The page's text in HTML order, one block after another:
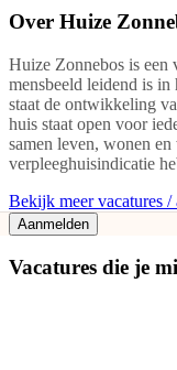
Over Huize
Huize Zonnebos is een
mensbeeld leidend is
staat de ontwikkeling
huis staat open voor
samen leven, wonen
verpleeghuisindicatie
Bekijk meer vacatures
Aanmelden
Vacatures die je